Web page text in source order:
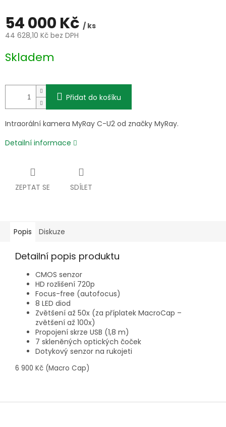
54 000 Kč / ks
44 628,10 Kč bez DPH
cena:
Skladem
Přidat do košíku
Intraorální kamera MyRay C-U2 od značky MyRay.
Detailní informace
ZEPTAT SE SDÍLET
Popis Diskuze
Detailní popis produktu
CMOS senzor
HD rozlišení 720p
Focus-free (autofocus)
8 LED diod
Zvětšení až 50x (za příplatek MacroCap –
zvětšení až 100x)
Propojení skrze USB (1,8 m)
7 skleněných optických čoček
Dotykový senzor na rukojeti
6 900 Kč (Macro Cap)
Z